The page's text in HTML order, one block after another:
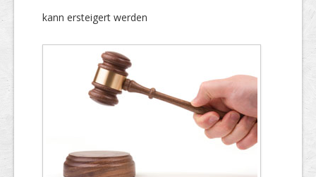
kann ersteigert werden